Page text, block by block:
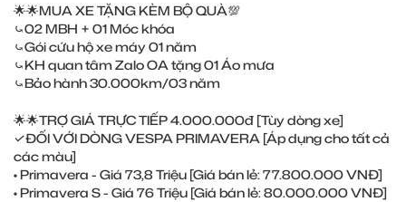
🌟🌟MUA XE TẶNG KÈM BỘ QUÀ💯
⤿02 MBH + 01 Móc khóa
⤿Gói cứu hộ xe máy 01 năm
⤿KH quan tâm Zalo OA tặng 01 Áo mưa
⤿Bảo hành 30.000km/03 năm
🌟🌟TRỢ GIÁ TRỰC TIẾP 4.000.000đ [Tùy dòng xe]
✓ĐỐI VỚI DÒNG VESPA PRIMAVERA [Áp dụng cho tất cả
các màu]
• Primavera - Giá 73,8 Triệu [Giá bán lẻ: 77.800.000 VNĐ]
• Primavera S - Giá 76 Triệu [Giá bán lẻ: 80.000.000 VNĐ]